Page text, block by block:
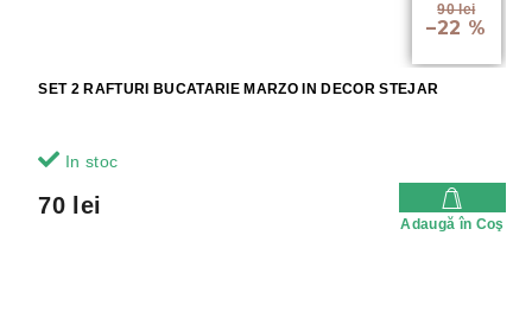
90 lei
–22 %
SET 2 RAFTURI BUCATARIE MARZO IN DECOR STEJAR
In stoc
70 lei
Adaugă în Coş